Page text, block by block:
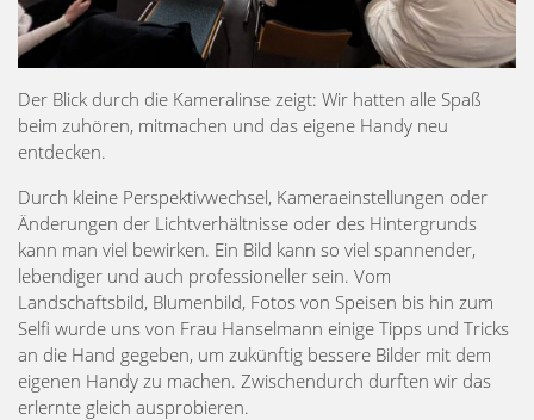
Der Blick durch die Kameralinse zeigt: Wir hatten alle Spaß
beim zuhören, mitmachen und das eigene Handy neu
entdecken.
Durch kleine Perspektivwechsel, Kameraeinstellungen oder
Änderungen der Lichtverhältnisse oder des Hintergrunds
kann man viel bewirken. Ein Bild kann so viel spannender,
lebendiger und auch professioneller sein. Vom
Landschaftsbild, Blumenbild, Fotos von Speisen bis hin zum
Selfi wurde uns von Frau Hanselmann einige Tipps und Tricks
an die Hand gegeben, um zukünftig bessere Bilder mit dem
eigenen Handy zu machen. Zwischendurch durften wir das
erlernte gleich ausprobieren.